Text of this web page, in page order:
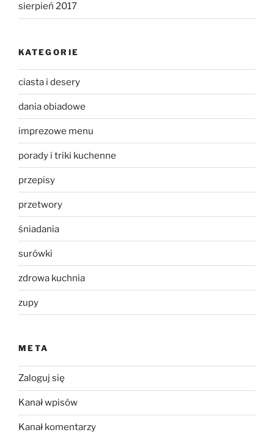
sierpień 2017
KATEGORIE
ciasta i desery
dania obiadowe
imprezowe menu
porady i triki kuchenne
przepisy
przetwory
śniadania
surówki
zdrowa kuchnia
zupy
META
Zaloguj się
Kanał wpisów
Kanał komentarzy